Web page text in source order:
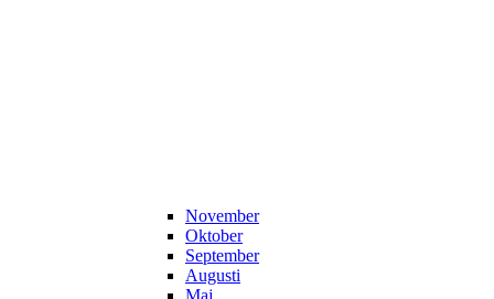
November
Oktober
September
Augusti
Maj